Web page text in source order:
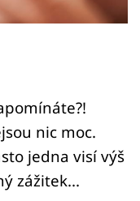
nic moc.
jedna visí výš
zážitek...